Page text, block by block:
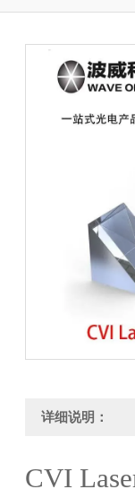
详细说明：
CVI